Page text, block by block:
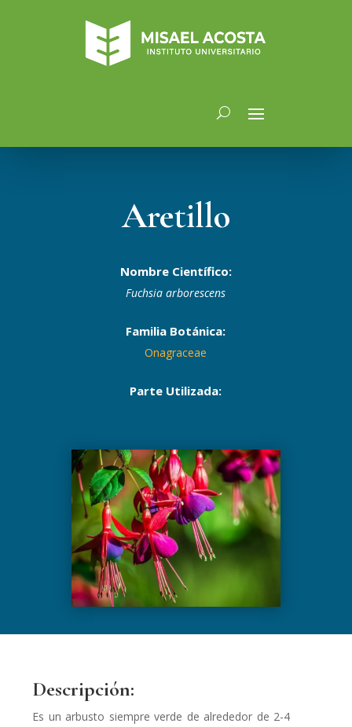
Aretillo
Nombre Científico:
Fuchsia arborescens
Familia Botánica:
Onagraceae
Parte Utilizada:
Descripción:
Es un arbusto siempre verde de alrededor de 2-4